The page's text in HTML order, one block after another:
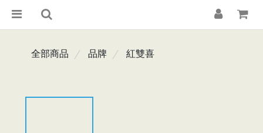
全部商品 品牌 紅雙喜